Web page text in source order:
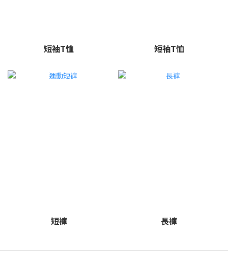
短袖T恤 短袖T恤
短褲 長褲